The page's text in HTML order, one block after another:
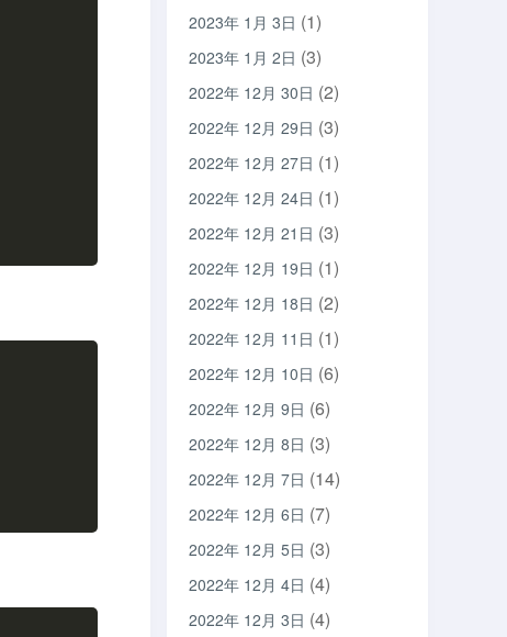
2023年 1月 3日 (1)
2023年 1月 2日 (3)
2022年 12月 30日 (2)
2022年 12月 29日 (3)
2022年 12月 27日 (1)
2022年 12月 24日 (1)
2022年 12月 21日 (3)
2022年 12月 19日 (1)
2022年 12月 18日 (2)
2022年 12月 11日 (1)
2022年 12月 10日 (6)
2022年 12月 9日 (6)
2022年 12月 8日 (3)
2022年 12月 7日 (14)
2022年 12月 6日 (7)
2022年 12月 5日 (3)
2022年 12月 4日 (4)
2022年 12月 3日 (4)